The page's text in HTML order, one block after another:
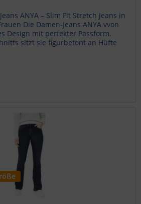
ANYA – Slim Fit Stretch Jeans in
Die Damen-Jeans ANYA vvon
Design mit perfekter Passform.
sitzt sie figurbetont an Hüfte